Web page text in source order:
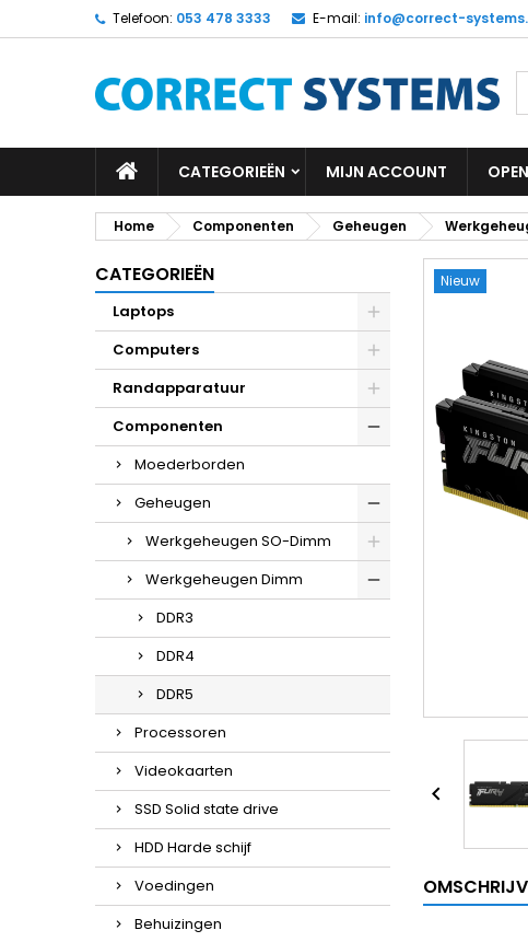
Telefoon: 053 478 3333 E-mail: info@correct-
CATEGORIEËN MIJN ACCOUNT
Home Componenten Geheugen
CATEGORIEËN
Laptops
Computers
Randapparatuur
Componenten
Moederborden
Geheugen
Werkgeheugen SO-Dimm
Werkgeheugen Dimm
DDR3
DDR4
DDR5
Processoren
Videokaarten
SSD Solid state drive
HDD Harde schijf
Voedingen
Behuizingen
Nieuw
